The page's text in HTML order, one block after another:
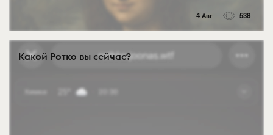
4 Авг 538
Какой Ротко вы сейчас?